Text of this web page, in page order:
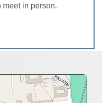
meet in person.